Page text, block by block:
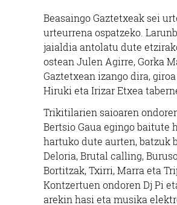
Beasaingo Gaztetxeak sei
urteurrena ospatzeko.
jaialdia antolatu dute
ostean Julen Agirre, Gorka
Gaztetxean izango dira,
Hiruki eta Irizar Etxea
Trikitilarien saioaren
Bertsio Gaua egingo baitute
hartuko dute aurten, batzuk
Deloria, Brutal calling,
Bortitzak, Txirri, Marra eta
Kontzertuen ondoren Dj Pi
arekin hasi eta musika